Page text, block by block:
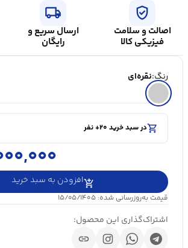
verified_user
اصالت و سلامت
فیزیکی کالا
local_shipping
ارسال سریع و
رایگان
رنگ:نقره‌ای
shopping_cartدر سبد خرید ۲۰+ نفر
visibility۵۰۰۰+ بازدید در ۲۴ ساعت اخیر
shopping_cartدر سبد خرید ۲۰+ نفر
افزودن به سبد خرید
قیمت به‌روزرسانی شده: ۱۵/۰۵/۱۴۰۵
اشتراک‌گذاری این محصول:
link